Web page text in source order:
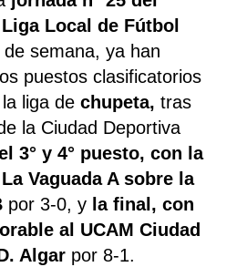
Local de Fútbol
semana, ya han
puestos clasificatorios
liga de chupeta, tras
la Ciudad Deportiva
3° y 4° puesto, con la
Vaguada A sobre la
por 3-0, y la final, con
al UCAM Ciudad
Algar por 8-1.